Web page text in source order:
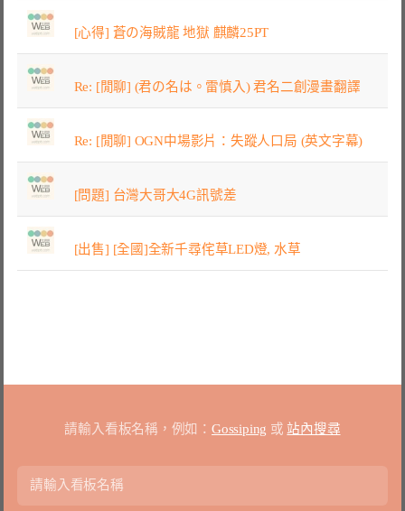
[心得] 蒼の海賊龍 地獄 麒麟25PT
Re: [閒聊] (君の名は。雷慎入) 君名二創漫畫翻譯
Re: [閒聊] OGN中場影片：失蹤人口局 (英文字幕)
[問題] 台灣大哥大4G訊號差
[出售] [全國]全新千尋侘草LED燈, 水草
請輸入看板名稱，例如：Gossiping 或 站內搜尋